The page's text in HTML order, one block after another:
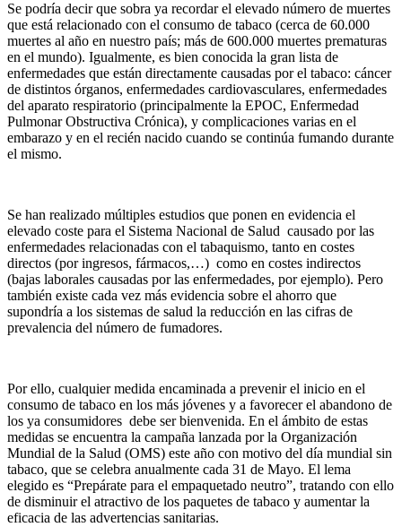
Se podría decir que sobra ya recordar el elevado número de muertes
que está relacionado con el consumo de tabaco (cerca de 60.000
muertes al año en nuestro país; más de 600.000 muertes prematuras
en el mundo). Igualmente, es bien conocida la gran lista de
enfermedades que están directamente causadas por el tabaco: cáncer
de distintos órganos, enfermedades cardiovasculares, enfermedades
del aparato respiratorio (principalmente la EPOC, Enfermedad
Pulmonar Obstructiva Crónica), y complicaciones varias en el
embarazo y en el recién nacido cuando se continúa fumando durante
el mismo.
Se han realizado múltiples estudios que ponen en evidencia el
elevado coste para el Sistema Nacional de Salud causado por las
enfermedades relacionadas con el tabaquismo, tanto en costes
directos (por ingresos, fármacos,…) como en costes indirectos
(bajas laborales causadas por las enfermedades, por ejemplo). Pero
también existe cada vez más evidencia sobre el ahorro que
supondría a los sistemas de salud la reducción en las cifras de
prevalencia del número de fumadores.
Por ello, cualquier medida encaminada a prevenir el inicio en el
consumo de tabaco en los más jóvenes y a favorecer el abandono de
los ya consumidores debe ser bienvenida. En el ámbito de estas
medidas se encuentra la campaña lanzada por la Organización
Mundial de la Salud (OMS) este año con motivo del día mundial sin
tabaco, que se celebra anualmente cada 31 de Mayo. El lema
elegido es “Prepárate para el empaquetado neutro”, tratando con ello
de disminuir el atractivo de los paquetes de tabaco y aumentar la
eficacia de las advertencias sanitarias.